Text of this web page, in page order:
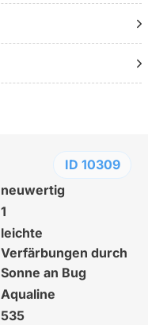
ID 10309
neuwertig
1
leichte
Verfärbungen durch
Sonne an Bug
Aqualine
535